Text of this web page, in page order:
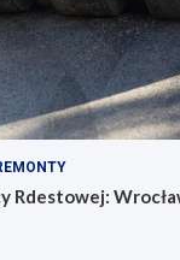
Rdestowej: